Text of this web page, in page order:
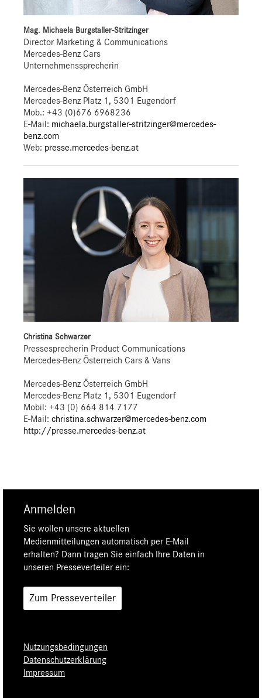
Mag. Michaela Burgstaller-Stritzinger
Director Marketing & Communications
Mercedes-Benz Cars
Unternehmenssprecherin
Mercedes-Benz Österreich GmbH
Mercedes-Benz Platz 1, 5301 Eugendorf
Mob.: +43 (0)676 6968236
E-Mail: michaela.burgstaller-stritzinger@mercedes-
benz.com
Web: presse.mercedes-benz.at
Christina Schwarzer
Pressesprecherin Product Communications
Mercedes-Benz Österreich Cars & Vans
Mercedes-Benz Österreich GmbH
Mercedes-Benz Platz 1, 5301 Eugendorf
Mobil: +43 (0) 664 814 7177
E-Mail: christina.schwarzer@mercedes-benz.com
http://presse.mercedes-benz.at
Anmelden
Sie wollen unsere aktuellen
Medienmitteilungen automatisch per E-Mail
erhalten? Dann tragen Sie einfach Ihre Daten in
unseren Presseverteiler ein:
Zum Presseverteiler
Nutzungsbedingungen
Datenschutzerklärung
Impressum